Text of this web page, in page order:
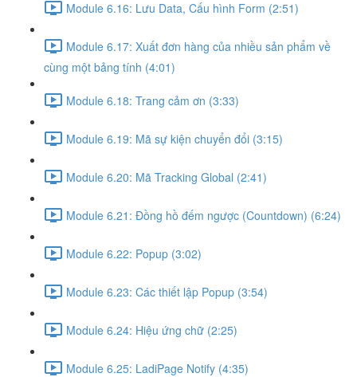
Module 6.16: Lưu Data, Cấu hình Form (2:51)
Module 6.17: Xuất đơn hàng của nhiều sản phẩm về
cùng một bảng tính (4:01)
Module 6.18: Trang cảm ơn (3:33)
Module 6.19: Mã sự kiện chuyển đổi (3:15)
Module 6.20: Mã Tracking Global (2:41)
Module 6.21: Đồng hồ đếm ngược (Countdown) (6:24)
Module 6.22: Popup (3:02)
Module 6.23: Các thiết lập Popup (3:54)
Module 6.24: Hiệu ứng chữ (2:25)
Module 6.25: LadiPage Notify (4:35)